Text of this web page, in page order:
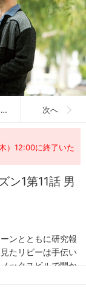
マスターズ・オブ・セックス シーズン1 次へ
）12:00に終了いた
ン1第11話 男
ンとともに研究報
たリビーは手伝い
ックスビルで開か
どうかとデポール